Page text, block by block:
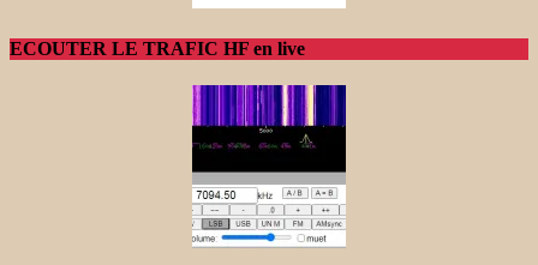
ECOUTER LE TRAFIC HF en live